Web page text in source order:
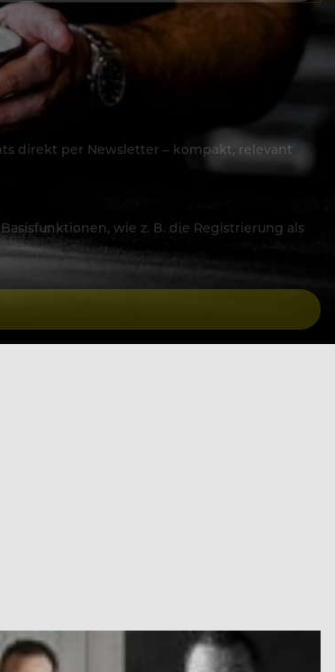
direkt per Newsletter – kompakt, relevant
wie z. B. die Registrierung als